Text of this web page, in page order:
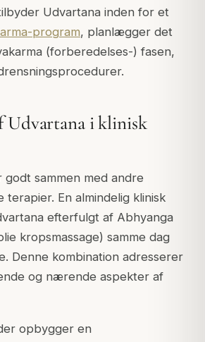
Udvartana inden for et
program, planlægger det
(forberedelses-) fasen,
Udvartana i klinisk
godt sammen med andre
terapier. En almindelig klinisk
efterfulgt af Abhyanga
kropsmassage) samme dag
Denne kombination adresserer
og nærende aspekter af
opbygger en